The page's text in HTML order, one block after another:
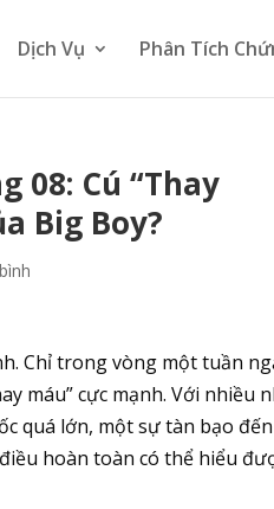
Dịch Vụ Phân Tích
08: Cú “Thay
Big Boy?
Chỉ trong vòng một tuần
máu” cực mạnh. Với nhiều
quá lớn, một sự tàn bạo đến
hoàn toàn có thể hiểu